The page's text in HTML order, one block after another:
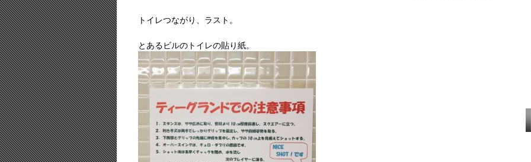
トイレつながり、ラスト。
とあるビルのトイレの貼り紙。